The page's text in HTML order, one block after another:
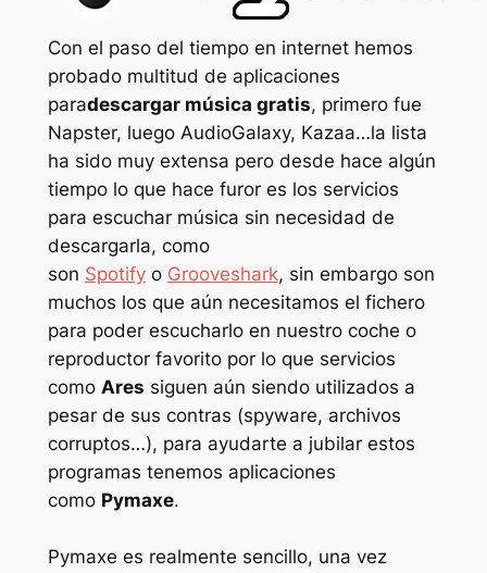
Con el paso del tiempo en internet hemos
probado multitud de aplicaciones
paradescargar música gratis, primero fue
Napster, luego AudioGalaxy, Kazaa…la lista
ha sido muy extensa pero desde hace algún
tiempo lo que hace furor es los servicios
para escuchar música sin necesidad de
descargarla, como
son Spotifyo Grooveshark, sin embargo son
muchos los que aún necesitamos el fichero
para poder escucharlo en nuestro coche o
reproductor favorito por lo que servicios
como Ares siguen aún siendo utilizados a
pesar de sus contras (spyware, archivos
corruptos…), para ayudarte a jubilar estos
programas tenemos aplicaciones
como Pymaxe.
Pymaxe es realmente sencillo, una vez